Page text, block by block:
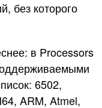
без которого
в Processors
6502,
ARM, Atmel,